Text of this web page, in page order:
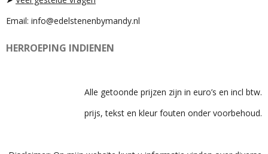
Email: info@edelstenenbymandy.nl
HERROEPING INDIENEN
Alle getoonde prijzen zijn in euro’s en incl btw.
prijs, tekst en kleur fouten onder voorbehoud.